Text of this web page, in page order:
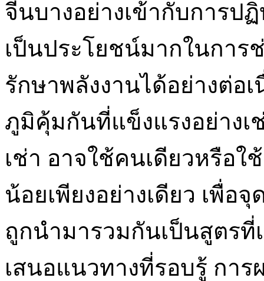
จีนบางอย่างเข้ากับการป
เป็นประโยชน์มากในการ
รักษาพลังงานได้อย่างต่อ
ภูมิคุ้มกันที่แข็งแรงอย่างเ
เช่า อาจใช้คนเดียวหรือ
น้อยเพียงอย่างเดียว เพื่อ
ถูกนำมารวมกันเป็นสูตร
เสนอแนวทางที่รอบรู้ กา